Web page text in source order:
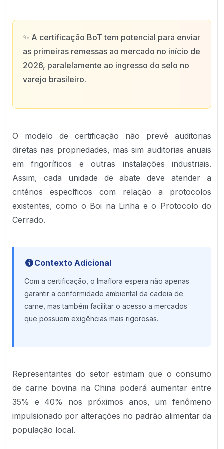
✨ A certificação BoT tem potencial para enviar
as primeiras remessas ao mercado no início de
2026, paralelamente ao ingresso do selo no
varejo brasileiro.
O modelo de certificação não prevê auditorias
diretas nas propriedades, mas sim auditorias anuais
em frigoríficos e outras instalações industriais.
Assim, cada unidade de abate deve atender a
critérios específicos com relação a protocolos
existentes, como o Boi na Linha e o Protocolo do
Cerrado.
Contexto Adicional
Com a certificação, o Imaflora espera não apenas
garantir a conformidade ambiental da cadeia de
carne, mas também facilitar o acesso a mercados
que possuem exigências mais rigorosas.
Representantes do setor estimam que o consumo
de carne bovina na China poderá aumentar entre
35% e 40% nos próximos anos, um fenômeno
impulsionado por alterações no padrão alimentar da
população local.